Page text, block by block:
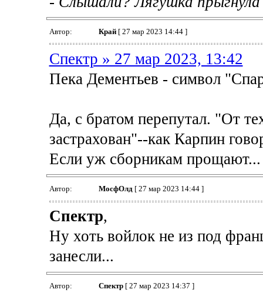
Автор: Край[ 27 мар 2023 14:44 ]
Спектр » 27 мар 2023, 13:42
Пека Дементьев - символ
Да, с братом перепутал. "От
застрахован"--как Карпин
Если уж сборникам прощают...
Автор: МосфОлд[ 27 мар 2023 14:44 ]
Спектр,
Ну хоть войлок не из под
занесли...
Автор: Спектр[ 27 мар 2023 14:37 ]